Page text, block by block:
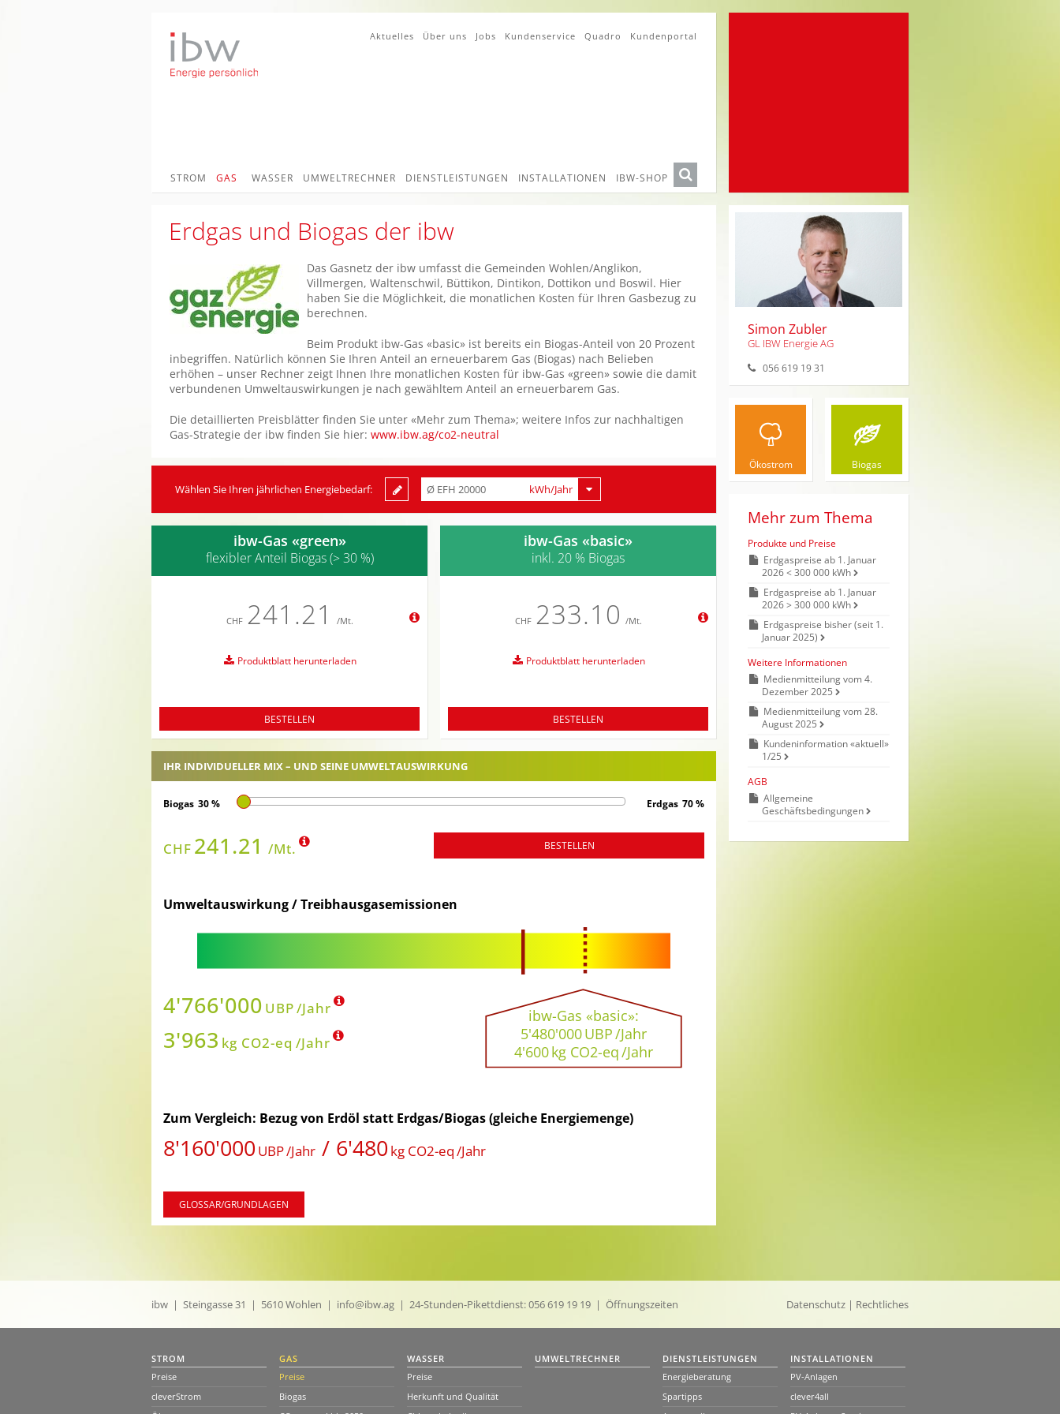
Aktuelles Über uns Jobs Kundenservice Quadro Kundenportal
STROM GAS WASSER UMWELTRECHNER DIENSTLEISTUNGEN INSTALLATIONEN IBW-SHOP
Erdgas und Biogas der ibw
Das Gasnetz der ibw umfasst die Gemeinden Wohlen/Anglikon,
Villmergen, Waltenschwil, Büttikon, Dintikon, Dottikon und Boswil. Hier
haben Sie die Möglichkeit, die monatlichen Kosten für Ihren Gasbezug zu
berechnen.
Beim Produkt ibw-Gas «basic» ist bereits ein Biogas-Anteil von 20 Prozent
inbegriffen. Natürlich können Sie Ihren Anteil an erneuerbarem Gas (Biogas) nach Belieben
erhöhen – unser Rechner zeigt Ihnen Ihre monatlichen Kosten für ibw-Gas «green» sowie die damit
verbundenen Umweltauswirkungen je nach gewähltem Anteil an erneuerbarem Gas.
Die detaillierten Preisblätter finden Sie unter «Mehr zum Thema»; weitere Infos zur nachhaltigen
Gas-Strategie der ibw finden Sie hier: www.ibw.ag/co2-neutral
Wählen Sie Ihren jährlichen Energiebedarf: Ø EFH 20000 kWh/Jahr
ibw-Gas «green»
flexibler Anteil Biogas (> 30 %)
CHF 241.21 /Mt.
Produktblatt herunterladen
BESTELLEN
ibw-Gas «basic»
inkl. 20 % Biogas
CHF 233.10 /Mt.
Produktblatt herunterladen
BESTELLEN
IHR INDIVIDUELLER MIX – UND SEINE UMWELTAUSWIRKUNG
Biogas 30% Erdgas 70%
BESTELLEN
CHF 241.21 /Mt.
Umweltauswirkung / Treibhausgasemissionen
ibw-Gas «basic»:
5'480'000UBP/Jahr
4'600kg CO2-eq/Jahr
4'766'000 UBP/Jahr
3'963 kg CO2-eq /Jahr
Zum Vergleich: Bezug von Erdöl statt Erdgas/Biogas (gleiche Energiemenge)
8'160'000 UBP/Jahr 6'480 kg CO2-eq/Jahr
GLOSSAR/GRUNDLAGEN
Simon Zubler
GL IBW Energie AG
056 619 19 31
Ökostrom Biogas
Mehr zum Thema
Produkte und Preise
Erdgaspreise ab 1. Januar
2026 < 300 000 kWh
Erdgaspreise ab 1. Januar
2026 > 300 000 kWh
Erdgaspreise bisher (seit 1.
Januar 2025)
Weitere Informationen
Medienmitteilung vom 4.
Dezember 2025
Medienmitteilung vom 28.
August 2025
Kundeninformation «aktuell»
1/25
AGB
Allgemeine
Geschäftsbedingungen
ibw | Steingasse 31 | 5610 Wohlen | info@ibw.ag | 24-Stunden-Pikettdienst:056 619 19 19 | Öffnungszeiten Datenschutz | Rechtliches
STROM
Preise
cleverStrom
GAS
Preise
Biogas
WASSER
Preise
Herkunft und Qualität
UMWELTRECHNER
DIENSTLEISTUNGEN
Energieberatung
Spartipps
INSTALLATIONEN
PV-Anlagen
clever4all